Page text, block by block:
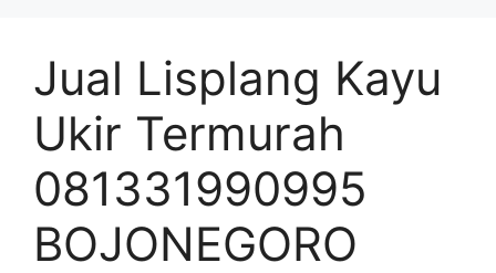
Jual Lisplang Kayu
Ukir Termurah
081331990995
BOJONEGORO